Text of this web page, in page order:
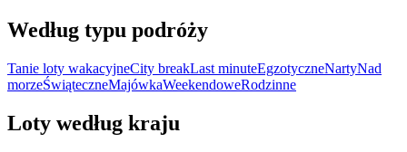
Według typu podróży
Tanie loty wakacyjneCity breakLast minuteEgzotyczneNartyNad
morzeŚwiąteczneMajówkaWeekendoweRodzinne
Loty według kraju